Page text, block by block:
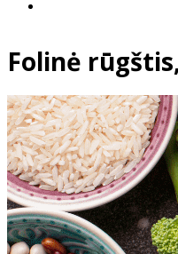
Folinė